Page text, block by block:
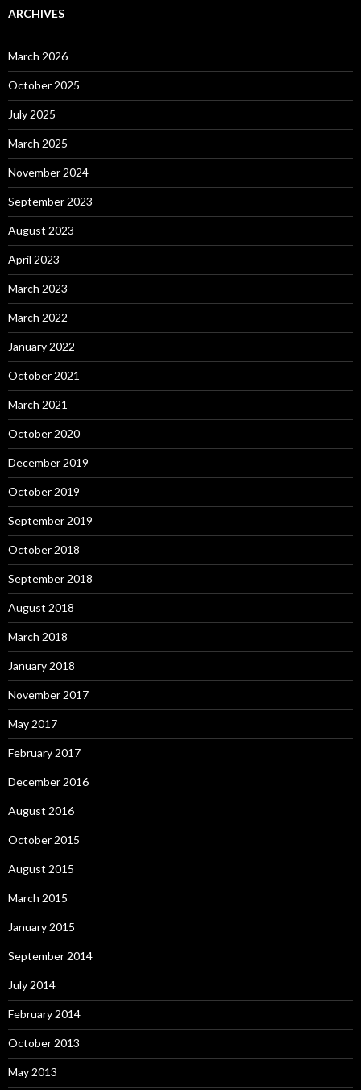
ARCHIVES
March 2026
October 2025
July 2025
March 2025
November 2024
September 2023
August 2023
April 2023
March 2023
March 2022
January 2022
October 2021
March 2021
October 2020
December 2019
October 2019
September 2019
October 2018
September 2018
August 2018
March 2018
January 2018
November 2017
May 2017
February 2017
December 2016
August 2016
October 2015
August 2015
March 2015
January 2015
September 2014
July 2014
February 2014
October 2013
May 2013